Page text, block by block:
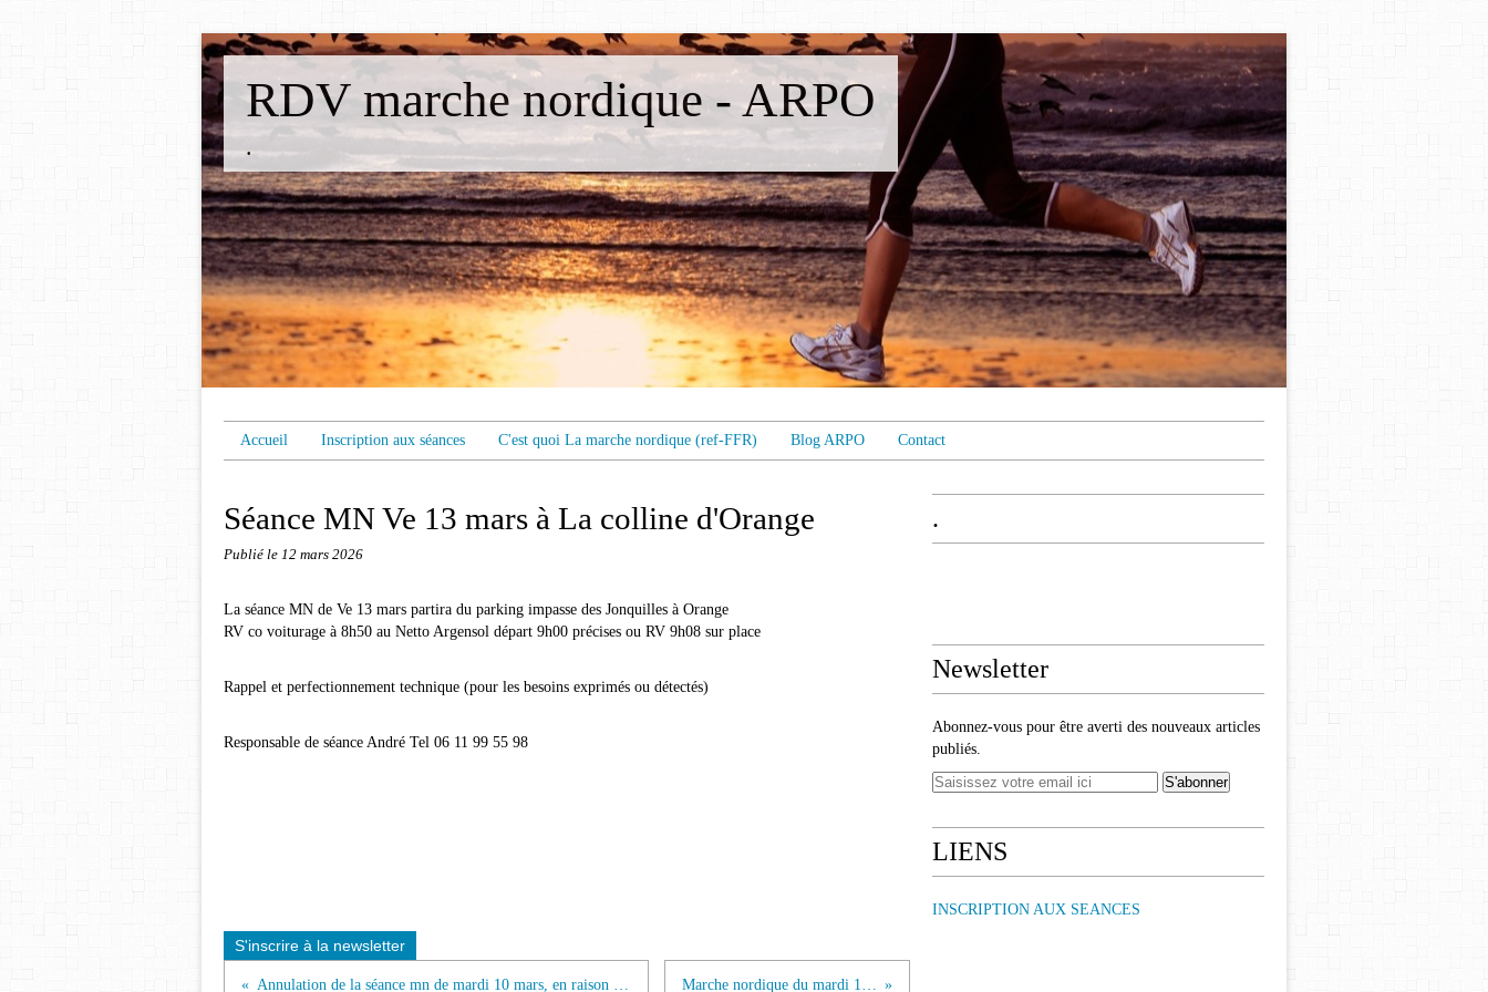
RDV marche nordique - ARPO
.
Accueil Inscription aux séances C'est quoi La marche nordique (ref-FFR) Blog ARPO Contact
Séance MN Ve 13 mars à La colline d'Orange
Publié le 12 mars 2026
La séance MN de Ve 13 mars partira du parking impasse des Jonquilles à Orange
RV co voiturage à 8h50 au Netto Argensol départ 9h00 précises ou RV 9h08 sur place
Rappel et perfectionnement technique (pour les besoins exprimés ou détectés)
Responsable de séance André Tel 06 11 99 55 98
S'inscrire à la newsletter
Annulation de la séance mn de mardi 10 mars, en raison de la pluie Marche nordique du mardi 17 mars
.
Newsletter
Abonnez-vous pour être averti des nouveaux articles
publiés.
LIENS
INSCRIPTION AUX SEANCES